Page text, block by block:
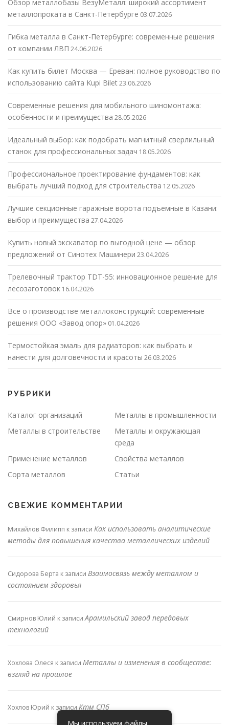
Обзор металлобазы ВезуМеталл: широкий ассортимент
металлопроката в Санкт-Петербурге 03.07.2026
Гибка металла в Санкт-Петербурге: современные решения
от компании ЛВП 24.06.2026
Как купить билет Москва — Ереван: полное руководство по
использованию сайта Kupi Bilet23.06.2026
Современные решения для мобильного шиномонтажа:
особенности и преимущества 28.05.2026
Идеальный выбор: как подобрать магнитный сверлильный
станок для профессиональных задач 18.05.2026
Профессиональное проектирование фундаментов: как
выбрать лучший подход для строительства 12.05.2026
Лучшие секционные гаражные ворота подъемные в Казани:
выбор и преимущества 27.04.2026
Купить новый экскаватор по выгодной цене — обзор
предложений от Синотех Машинери 23.04.2026
Трелевочный трактор TDT-55: инновационное решение для
лесозаготовок 16.04.2026
Все о производстве металлоконструкций: современные
решения ООО «Завод опор» 01.04.2026
Термостойкая эмаль для радиаторов: как выбрать и
нанести для долговечности и красоты 26.03.2026
РУБРИКИ
Каталог организаций
Металлы в промышленности
Металлы в строительстве
Металлы и окружающая
среда
Применение металлов
Свойства металлов
Сорта металлов
Статьи
СВЕЖИЕ КОММЕНТАРИИ
Михайлов Филипп к записи Как использовать аналитические
методы для повышения качества металлических изделий
Сидорова Берта к записи Взаимосвязь между металлом и
состоянием здоровья
Смирнов Юлий к записиАрамильский завод передовых
технологий
Хохлова Олеся к записи Металлы и изменения в сообществе:
взгляд на прошлое
Хохлов Юрий к записи Ктм СПб